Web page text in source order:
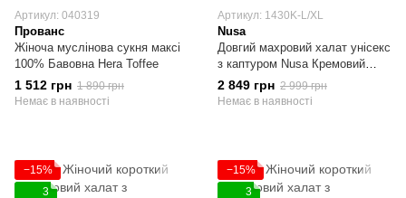
Артикул: 040319
Прованс
Жіноча муслінова сукня максі
100% Бавовна Hera Toffee
1 512 грн 1 890 грн
Немає в наявності
Артикул: 1430K-L/XL
Nusa
Довгий махровий халат унісекс
з каптуром Nusa Кремовий
100% Органічна Бавовна L/XL
2 849 грн 2 999 грн
Немає в наявності
−15%
3
−15%
3